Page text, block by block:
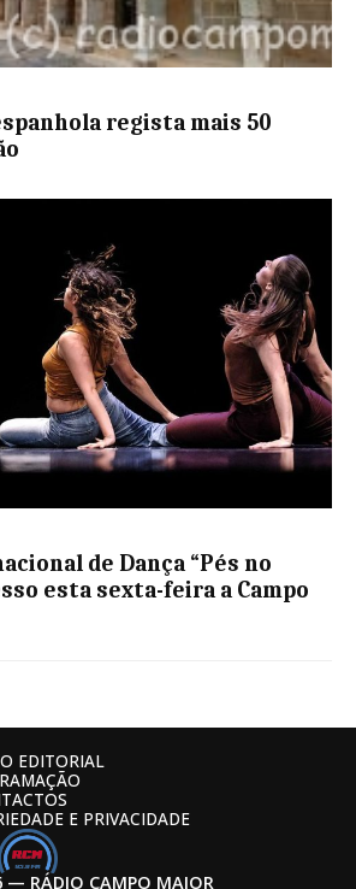
regista mais 50
de Dança “Pés no
esta sexta-feira a Campo
— RÁDIO CAMPO MAIOR
EDITORIAL
E PRIVACIDADE